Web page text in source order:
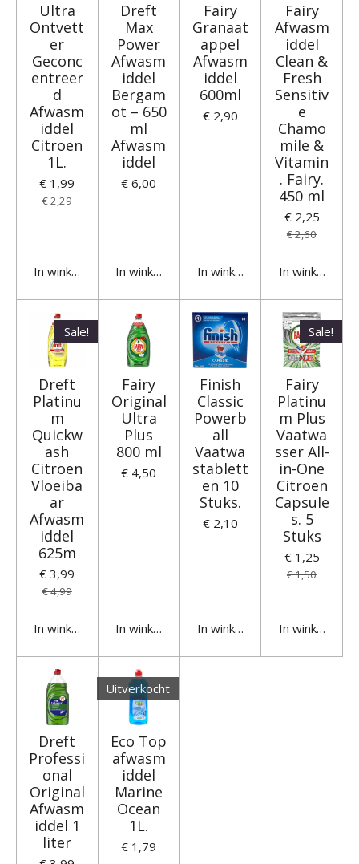
Ultra
Ontvett
er
Geconc
entreer
d
Afwasm
iddel
Citroen
1L.
€ 1,99
€ 2,29
In winkelwagen
Dreft
Max
Power
Afwasm
iddel
Bergam
ot – 650
ml
Afwasm
iddel
€ 6,00
In winkelwagen
Fairy
Granaat
appel
Afwasm
iddel
600ml
€ 2,90
In winkelwagen
Fairy
Afwasm
iddel
Clean &
Fresh
Sensitiv
e
Chamo
mile &
Vitamin
. Fairy.
450 ml
€ 2,25
€ 2,60
In
Sale!
Dreft
Platinu
m
Quickw
ash
Citroen
Vloeiba
ar
Afwasm
iddel
625m
€ 3,99
€ 4,99
In winkelwagen
Fairy
Original
Ultra
Plus
800 ml
€ 4,50
In winkelwagen
Finish
Classic
Powerb
all
Vaatwa
stablett
en 10
Stuks.
€ 2,10
In winkelwagen
Sale!
Fairy
Platinu
m Plus
Vaatwa
sser All-
in-One
Citroen
Capsule
s. 5
Stuks
€ 1,25
€ 1,50
In
Dreft
Professi
onal
Original
Afwasm
iddel 1
liter
Uitverkocht
Eco Top
afwasm
iddel
Marine
Ocean
1L.
€ 1,79